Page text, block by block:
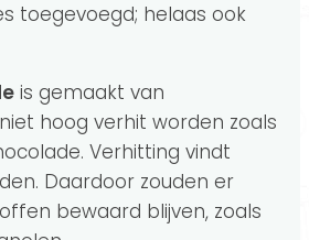
toegevoegd; helaas ook
is gemaakt van
hoog verhit worden zoals
Verhitting vindt
Daardoor zouden er
bewaard blijven, zoals